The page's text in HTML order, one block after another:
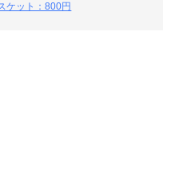
ケット：800円